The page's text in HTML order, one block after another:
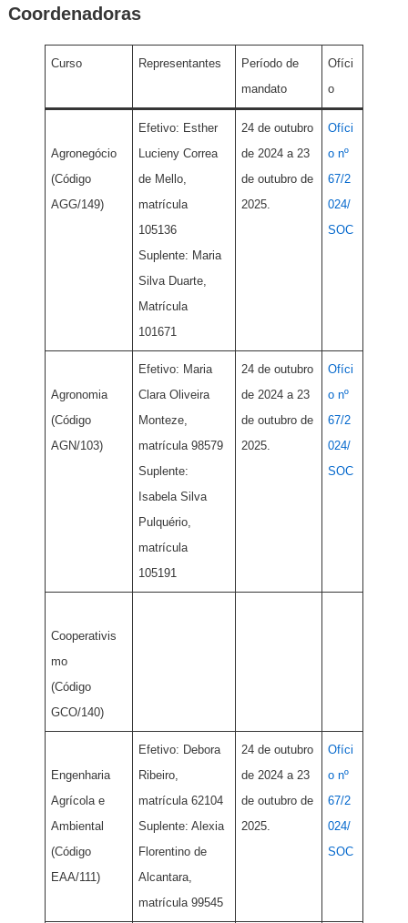
Coordenadoras
Curso Representantes
Período de
mandato
Ofíci
o
Agronegócio
(Código
AGG/149)
Efetivo: Esther
Lucieny Correa
de Mello,
matrícula
105136
Suplente: Maria
Silva Duarte,
Matrícula
101671
24 de outubro
de 2024 a 23
de outubro de
2025.
Ofíci
o nº
67/2
024/
SOC
Agronomia
(Código
AGN/103)
Efetivo: Maria
Clara Oliveira
Monteze,
matrícula 98579
Suplente:
Isabela Silva
Pulquério,
matrícula
105191
24 de outubro
de 2024 a 23
de outubro de
2025.
Ofíci
o nº
67/2
024/
SOC
Cooperativis
mo
(Código
GCO/140)
Engenharia
Agrícola e
Ambiental
(Código
EAA/111)
Efetivo: Debora
Ribeiro,
matrícula 62104
Suplente: Alexia
Florentino de
Alcantara,
matrícula 99545
24 de outubro
de 2024 a 23
de outubro de
2025.
Ofíci
o nº
67/2
024/
SOC